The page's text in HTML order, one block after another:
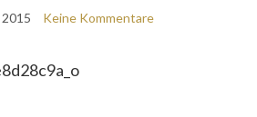
2015 Keine Kommentare